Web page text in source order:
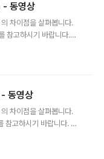
동영상
차이점을 살펴봅니다.
고하시기 바랍니다.
(1) - 동영상 [H
Te..
동영상
차이점을 살펴봅니다.
고하시기 바랍니다. 감
(1) - 동영상 [HT